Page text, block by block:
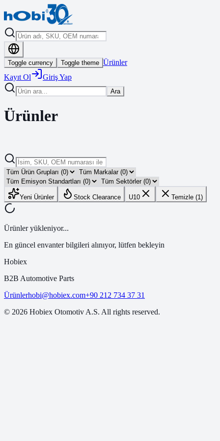
Toggle currency Toggle theme Ürünler
Kayıt Ol
Giriş Yap
Ara
Ürünler
Yeni Ürünler Stock Clearance U10 Temizle (1)
Ürünler yükleniyor...
En güncel envanter bilgileri alınıyor, lütfen bekleyin
Hobiex
B2B Automotive Parts
Ürünlerhobi@hobiex.com+90 212 734 37 31
© 2026 Hobiex Otomotiv A.S. All rights reserved.